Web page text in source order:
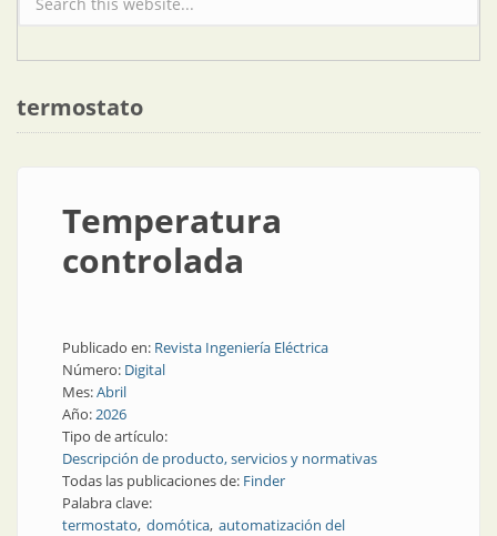
Formulario de búsqueda
termostato
Temperatura
controlada
Publicado en: Revista Ingeniería Eléctrica
Número: Digital
Mes:Abril
Año:2026
Tipo de artículo:
Descripción de producto, servicios y normativas
Todas las publicaciones de: Finder
Palabra clave:
termostato domótica automatización del